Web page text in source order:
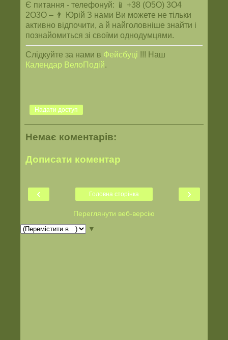
Є питання - телефонуй: 📱 +38 (О5О) 3О4
2О3О – 👨 Юрій З нами Ви можете не тільки
активно відпочити, а й найголовніше знайти і
познайомиться зі своїми однодумцями.
Слідкуйте за нами в Фейсбуці !!! Наш
Календар ВелоПодій.
Надати доступ
Немає коментарів:
Дописати коментар
‹ ›
Головна сторінка
Переглянути веб-версію
▼